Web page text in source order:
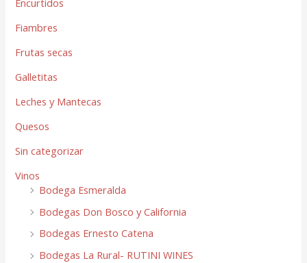
Encurtidos
Fiambres
Frutas secas
Galletitas
Leches y Mantecas
Quesos
Sin categorizar
Vinos
Bodega Esmeralda
Bodegas Don Bosco y California
Bodegas Ernesto Catena
Bodegas La Rural- RUTINI WINES